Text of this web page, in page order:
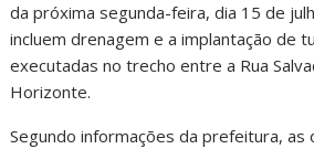
da próxima segunda-feira, dia 15 de
incluem drenagem e a implantação de
executadas no trecho entre a Rua
Horizonte.
Segundo informações da prefeitura, as